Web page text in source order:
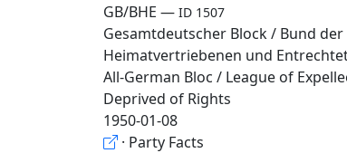
GB/BHE — ID 1507
Gesamtdeutscher Block / Bund der
Heimatvertriebenen und
All-German Bloc / League of
Deprived of Rights
1950-01-08
· Party Facts